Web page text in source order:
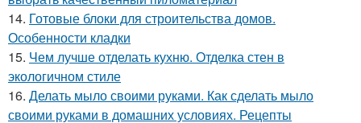
14. Готовые блоки для строительства домов.
Особенности кладки
15. Чем лучше отделать кухню. Отделка стен в
экологичном стиле
16. Делать мыло своими руками. Как сделать мыло
своими руками в домашних условиях. Рецепты